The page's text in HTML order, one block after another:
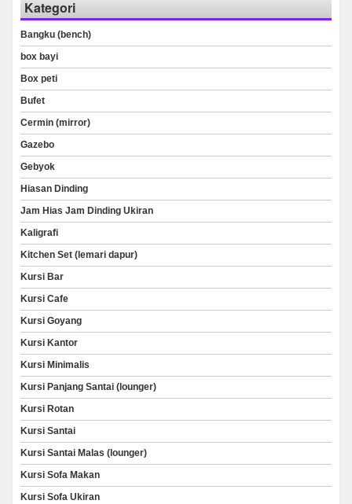
Kategori
Bangku (bench)
box bayi
Box peti
Bufet
Cermin (mirror)
Gazebo
Gebyok
Hiasan Dinding
Jam Hias Jam Dinding Ukiran
Kaligrafi
Kitchen Set (lemari dapur)
Kursi Bar
Kursi Cafe
Kursi Goyang
Kursi Kantor
Kursi Minimalis
Kursi Panjang Santai (lounger)
Kursi Rotan
Kursi Santai
Kursi Santai Malas (lounger)
Kursi Sofa Makan
Kursi Sofa Ukiran